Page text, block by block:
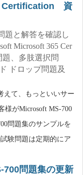
Certification 資
題と解答を確認し
Microsoft 365 Cer
、多肢選択問
ドロップ問題及
えて、もっといいサー
様がMicrosoft MS-700
問題集のサンプルを
験問題は定期的にア
問題集の更新